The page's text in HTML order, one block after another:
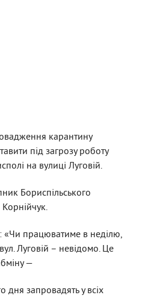
карантину
під загрозу роботу
на вулиці Луговій.
Бориспільського
: «Чи працюватиме в неділю,
Луговій – невідомо. Це
—
дня запровадять у всіх